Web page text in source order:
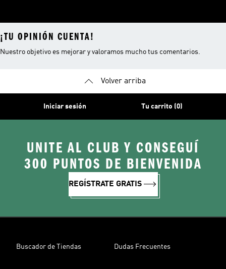
¡TU OPINIÓN CUENTA!
Nuestro objetivo es mejorar y valoramos mucho tus comentarios.
Volver arriba
Iniciar sesión Tu carrito (0)
UNITE AL CLUB Y CONSEGUÍ
300 PUNTOS DE BIENVENIDA
REGÍSTRATE GRATIS
Buscador de Tiendas Dudas Frecuentes